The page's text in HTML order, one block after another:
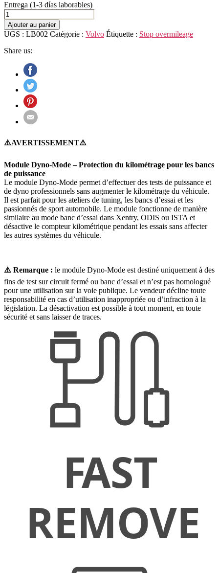
Entrega (1-3 días laborables)
quantité
de
Volvo
S60
Ajouter au panier
UGS : LB002 Catégorie : Volvo Étiquette : Stop overmileage
Share us:
⚠️AVERTISSEMENT⚠️
Module Dyno-Mode – Protection du kilométrage pour les bancs
de puissance
Le module Dyno-Mode permet d’effectuer des tests de puissance et
de dyno professionnels sans augmenter le kilométrage du véhicule.
Il est parfait pour les ateliers de tuning, les bancs d’essai et les
passionnés de sport automobile. Le module fonctionne de manière
similaire au mode banc d’essai dans Xentry, ODIS ou ISTA et
désactive le compteur kilométrique pendant les essais sans affecter
les autres systèmes du véhicule.
⚠️ Remarque : le module Dyno-Mode est destiné uniquement à des
fins de test sur circuit fermé ou banc d’essai et n’est pas homologué
pour une utilisation sur la voie publique. Le vendeur décline toute
responsabilité en cas d’utilisation inappropriée ou d’infraction à la
législation. La désactivation est possible à tout moment, en toute
sécurité et sans laisser de traces.